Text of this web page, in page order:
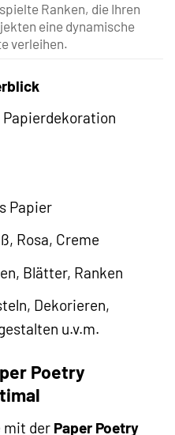
Ranken, die Ihren
eine dynamische
verleihen.
Papier
Rosa, Creme
Blätter, Ranken
Dekorieren,
u.v.m.
Poetry
mit der Paper Poetry